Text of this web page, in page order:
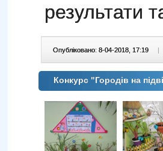
результати
Опубліковано: 8-04-2018, 17:19 |
Конкурс "Городів на